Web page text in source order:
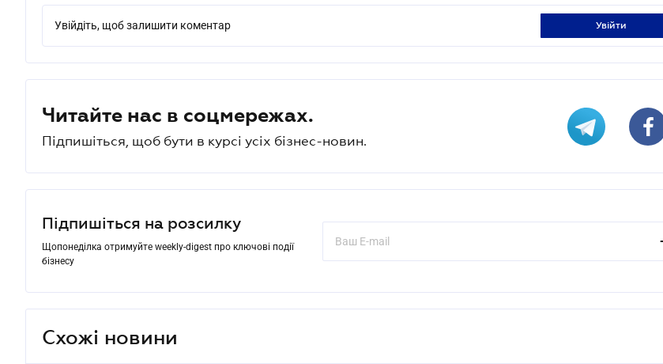
Увійдіть, щоб залишити коментар увійти
Читайте нас в соцмережах.
Підпишіться, щоб бути в курсі усіх бізнес-новин.
Підпишіться на розсилку
Щопонеділка отримуйте weekly-digest про ключові події
бізнесу
Схожі новини